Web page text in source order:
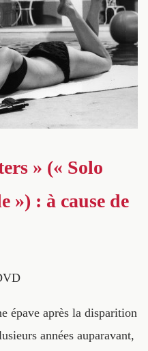
» (« Solo
») : à cause de
épave après la disparition
années auparavant,